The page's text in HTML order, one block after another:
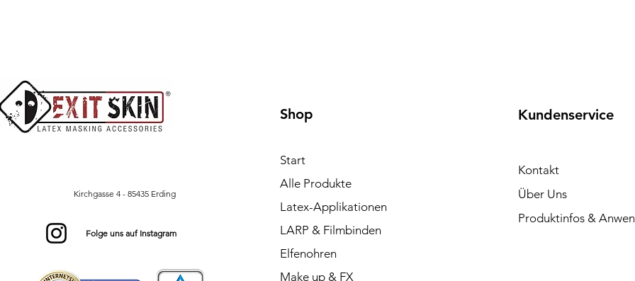
Kirchgasse 4 - 85435 Erding
Folge uns auf Instagram
Shop
Start
Alle Produkte
Latex-Applikationen
LARP & Filmbinden
Elfenohren
Make up & FX
Kundenservice
Kontakt
Über Uns
Produktinfos &